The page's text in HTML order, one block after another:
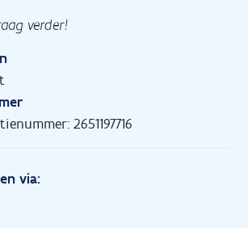
verder!
2651197716
via: